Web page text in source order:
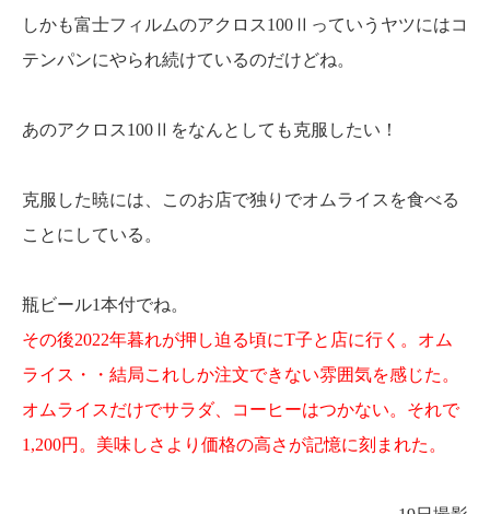
しかも富士フィルムのアクロス100Ⅱっていうヤツにはコ
テンパンにやられ続けているのだけどね。
あのアクロス100Ⅱをなんとしても克服したい！
克服した暁には、このお店で独りでオムライスを食べる
ことにしている。
瓶ビール1本付でね。
その後2022年暮れが押し迫る頃にT子と店に行く。オム
ライス・・結局これしか注文できない雰囲気を感じた。
オムライスだけでサラダ、コーヒーはつかない。それで
1,200円。美味しさより価格の高さが記憶に刻まれた。